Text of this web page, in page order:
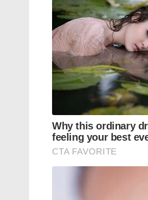
സ്പെഷ്യൽ
മറ്റ് സ്പെഷ്യൽ
പരീക്ഷണങ്ങളുമാണ്
സെലക്ഷൻ.സെലക്ഷനു
വിജയിച്ചാൽ
പൂർത്തിയാക്കിയാൽ
അംഗമാകാൻ
ഏത് വിഭാഗത്തിൽ
പരീക്ഷകൾ.
മാനദണ്ഡങ്ങൾ
ഘടകമാണ്. നേടിയ
വിദ്യാഭ്യാസം